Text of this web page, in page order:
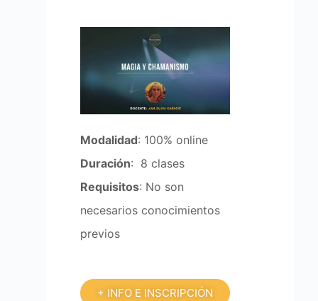
Modalidad: 100% online
Duración: 8 clases
Requisitos: No son
necesarios conocimientos
previos
+ INFO E INSCRIPCIÓN